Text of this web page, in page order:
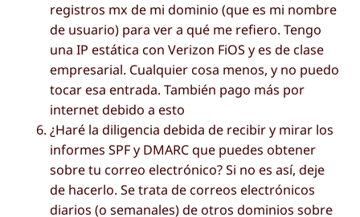
registros mx de mi dominio (que es mi nombre
de usuario) para ver a qué me refiero. Tengo
una IP estática con Verizon FiOS y es de clase
empresarial. Cualquier cosa menos, y no puedo
tocar esa entrada. También pago más por
internet debido a esto
¿Haré la diligencia debida de recibir y mirar los
informes SPF y DMARC que puedes obtener
sobre tu correo electrónico? Si no es así, deje
de hacerlo. Se trata de correos electrónicos
diarios (o semanales) de otros dominios sobre